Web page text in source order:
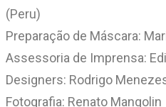
(Peru)
Preparação de Máscara:
Assessoria de Imprensa:
Designers: Rodrigo
Fotografia: Renato Mangolin